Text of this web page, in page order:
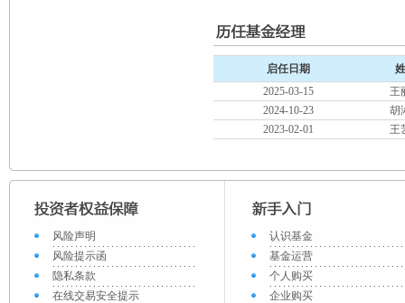
启任日期
2025-03-15
王
2024-10-23
胡
2023-02-01
王
风险声明
风险提示函
隐私条款
在线交易安全提示
认识基金
基金运营
个人购买
企业购买